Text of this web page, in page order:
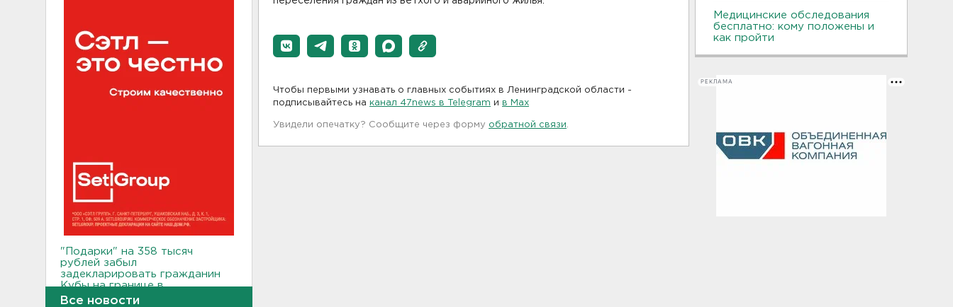
"Подарки" на 358 тысяч
рублей забыл
задекларировать гражданин
Кубы на границе в
Ивангороде
Все новости
Чтобы первыми узнавать о главных событиях в Ленинградской области -
подписывайтесь на канал 47news в Telegram и в Maх
Увидели опечатку? Сообщите через форму обратной связи
Медицинские обследования
бесплатно: кому положены и
как пройти
РЕКЛАМА